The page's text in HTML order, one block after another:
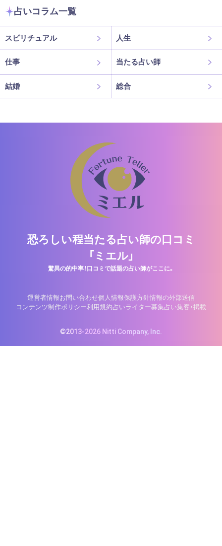
占いコラム一覧
スピリチュアル 人生
仕事 当たる占い師
結婚 総合
恐ろしい程当たる占い師の口コミ
「ミエル」
驚異の的中率！口コミで話題の占い師がここに。
運営者情報お問い合わせ個人情報保護方針情報の外部送信
コンテンツ制作ポリシー利用規約占いライター募集占い集客・掲載
©2013-2026 Nitti Company, Inc.